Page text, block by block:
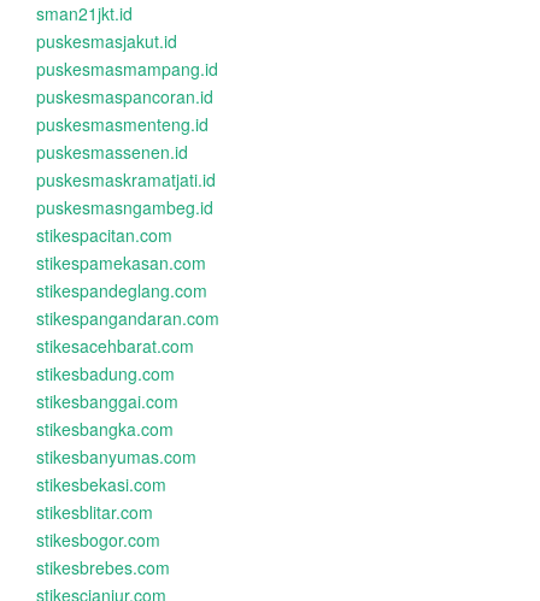
sman21jkt.id
puskesmasjakut.id
puskesmasmampang.id
puskesmaspancoran.id
puskesmasmenteng.id
puskesmassenen.id
puskesmaskramatjati.id
puskesmasngambeg.id
stikespacitan.com
stikespamekasan.com
stikespandeglang.com
stikespangandaran.com
stikesacehbarat.com
stikesbadung.com
stikesbanggai.com
stikesbangka.com
stikesbanyumas.com
stikesbekasi.com
stikesblitar.com
stikesbogor.com
stikesbrebes.com
stikescianjur.com